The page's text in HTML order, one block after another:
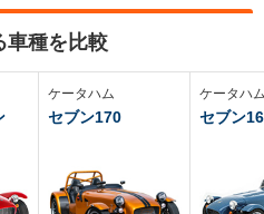
車種を比較
ケータハム
セブン170
ケータハ
セブン